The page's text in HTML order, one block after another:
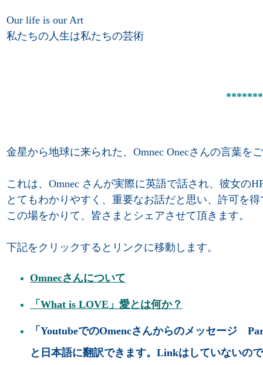
Our life is our Art
私たちの人生は私たちの芸術
金星から地球に来られた、Omnec Onecさんの言葉を
これは、Omnec さんが実際に英語で話され、彼女の
とてもわかりやすく、重要なお話だと思い、許可を
この場をかりて、皆さまとシェアさせて頂きます。
下記をクリックするとリンクに移動します。
Omnecさんについて
「What is LOVE」愛とは何か？
「YoutubeでのOmencさんからのメッセージ
と日本語に翻訳できます。Linkはしていないの